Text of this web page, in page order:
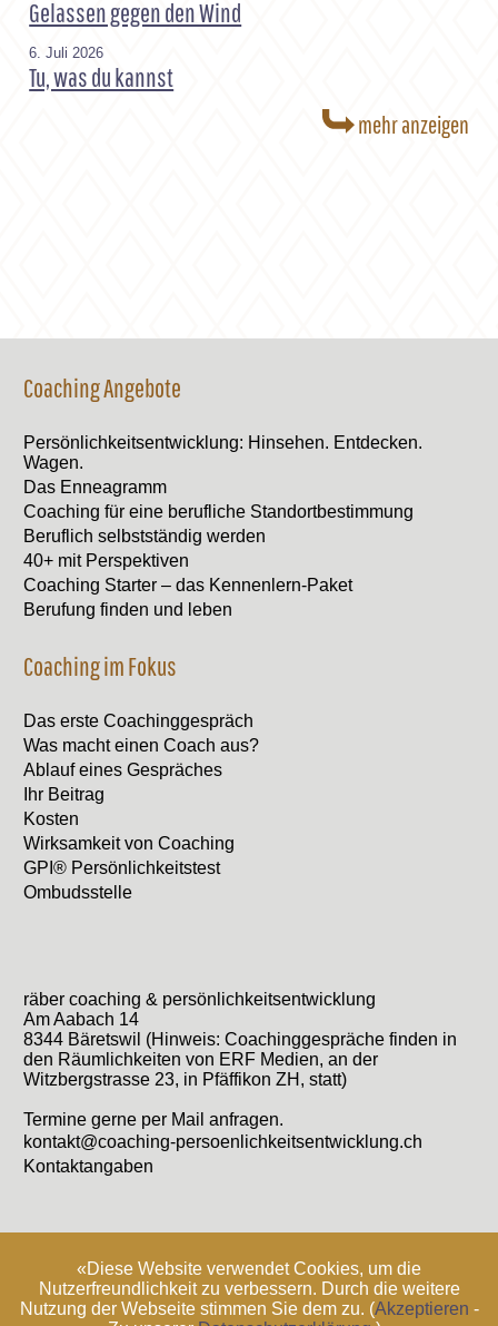
«Diese Website verwendet Cookies, um die
Nutzerfreundlichkeit zu verbessern. Durch die weitere
Nutzung der Webseite stimmen Sie dem zu. (Akzeptieren -
Gelassen gegen den Wind
6. Juli 2026
Tu, was du kannst
mehr anzeigen
Coaching Angebote
Persönlichkeitsentwicklung: Hinsehen. Entdecken.
Wagen.
Das Enneagramm
Coaching für eine berufliche Standortbestimmung
Beruflich selbstständig werden
40+ mit Perspektiven
Coaching Starter – das Kennenlern-Paket
Berufung finden und leben
Coaching im Fokus
Das erste Coachinggespräch
Was macht einen Coach aus?
Ablauf eines Gespräches
Ihr Beitrag
Kosten
Wirksamkeit von Coaching
GPI® Persönlichkeitstest
Ombudsstelle
räber coaching & persönlichkeitsentwicklung
Am Aabach 14
8344 Bäretswil (Hinweis: Coachinggespräche finden in
den Räumlichkeiten von ERF Medien, an der
Witzbergstrasse 23, in Pfäffikon ZH, statt)
Termine gerne per Mail anfragen.
kontakt@coaching-persoenlichkeitsentwicklung.ch
Kontaktangaben
©2017 räber coaching & persönlichkeitsentwicklung
Impressum
Datenschutzerklärung
webdesign by mediawerk